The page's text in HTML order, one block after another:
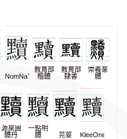
NomNaTong
教育部
楷體
教育部
隸書
崇羲篆
體
源泉圓
體丹
一點明
體
芫荽 KleeOne